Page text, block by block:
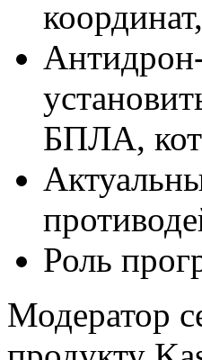
БПЛА,
Роль
Модератор